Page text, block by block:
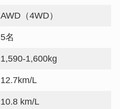
AWD（4WD）
5名
1,590-1,600kg
12.7km/L
10.8 km/L